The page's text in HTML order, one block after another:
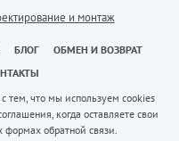
и монтаж
БЛОГ
ОБМЕН И ВОЗВРАТ
тем, что мы используем cookies
когда оставляете свои
обратной связи.